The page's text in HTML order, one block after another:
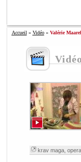
Accueil » Vidéo» Valérie
krav maga,